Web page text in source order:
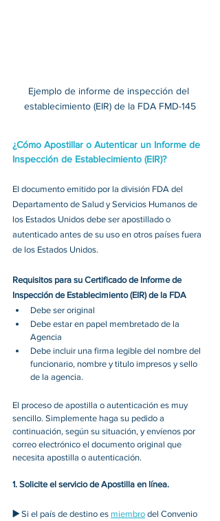
Ejemplo de informe de inspección del
establecimiento (EIR) de la FDA FMD-145
¿Cómo Apostillar o Autenticar un Informe de
Inspección de Establecimiento (EIR)?
El documento emitido por la división FDA del
Departamento de Salud y Servicios Humanos de
los Estados Unidos debe ser apostillado o
autenticado antes de su uso en otros países fuera
de los Estados Unidos.
Requisitos para su Certificado de Informe de
Inspección de Establecimiento (EIR) de la FDA
Debe ser original
Debe estar en papel membretado de la
Agencia
Debe incluir una firma legible del nombre del
funcionario, nombre y titulo impresos y sello
de la agencia.
El proceso de apostilla o autenticación es muy
sencillo. Simplemente haga su pedido a
continuación, según su situación, y envíenos por
correo electrónico el documento original que
necesita apostilla o autenticación.
1. Solicite el servicio de Apostilla en línea.
▶️ Si el país de destino es miembro del Convenio